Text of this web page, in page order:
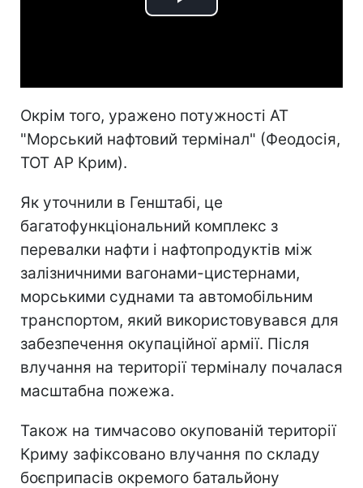
Play
Окрім того, уражено потужності АТ
"Морський нафтовий термінал" (Феодосія,
ТОТ АР Крим).
Як уточнили в Генштабі, це
багатофункціональний комплекс з
перевалки нафти і нафтопродуктів між
залізничними вагонами-цистернами,
морськими суднами та автомобільним
транспортом, який використовувався для
забезпечення окупаційної армії. Після
влучання на території терміналу почалася
масштабна пожежа.
Також на тимчасово окупованій території
Криму зафіксовано влучання по складу
боєприпасів окремого батальйону